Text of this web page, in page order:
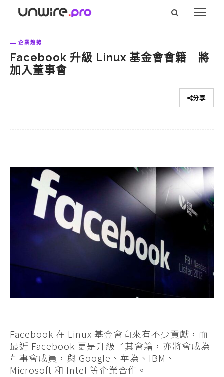
企業趨勢
Facebook 升級 Linux 基金會會籍 將
加入董事會
分享
Facebook 在 Linux 基金會向來有不少貢獻，而
最近 Facebook 更是升級了其會籍，亦將會成為
董事會成員，與 Google、華為、IBM、
Microsoft 和 Intel 等企業合作。